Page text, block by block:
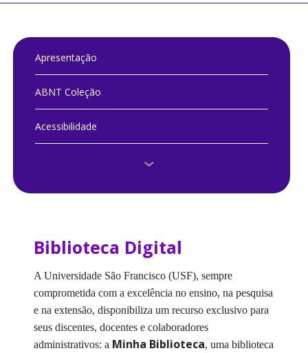
Apresentação
ABNT Coleção
Acessibilidade
Base de Dados
Crie seu ORCID
Dicas e Outros Serviços
Biblioteca Digital
A Universidade São Francisco (USF), sempre
comprometida com a excelência no ensino, na pesquisa
e na extensão, disponibiliza um recurso exclusivo para
seus discentes, docentes e colaboradores
administrativos: a Minha Biblioteca, uma biblioteca